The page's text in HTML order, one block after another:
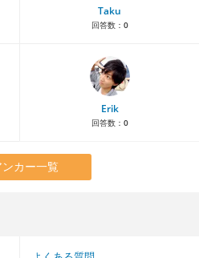
Taku
回答数： 0
Erik
回答数： 0
ンカー一覧